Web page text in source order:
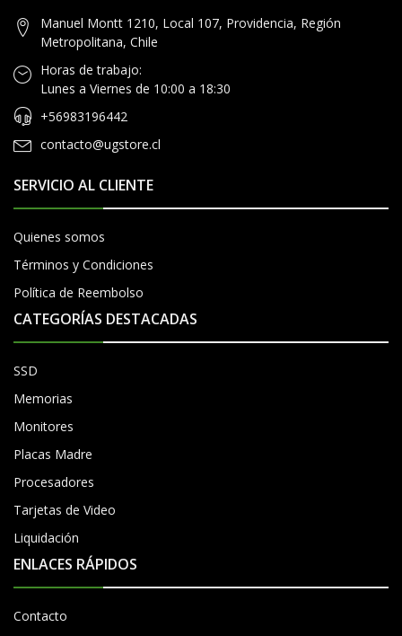
Manuel Montt 1210, Local 107, Providencia, Región
Metropolitana, Chile
Horas de trabajo:
Lunes a Viernes de 10:00 a 18:30
+56983196442
contacto@ugstore.cl
SERVICIO AL CLIENTE
Quienes somos
Términos y Condiciones
Política de Reembolso
CATEGORÍAS DESTACADAS
SSD
Memorias
Monitores
Placas Madre
Procesadores
Tarjetas de Video
Liquidación
ENLACES RÁPIDOS
Contacto